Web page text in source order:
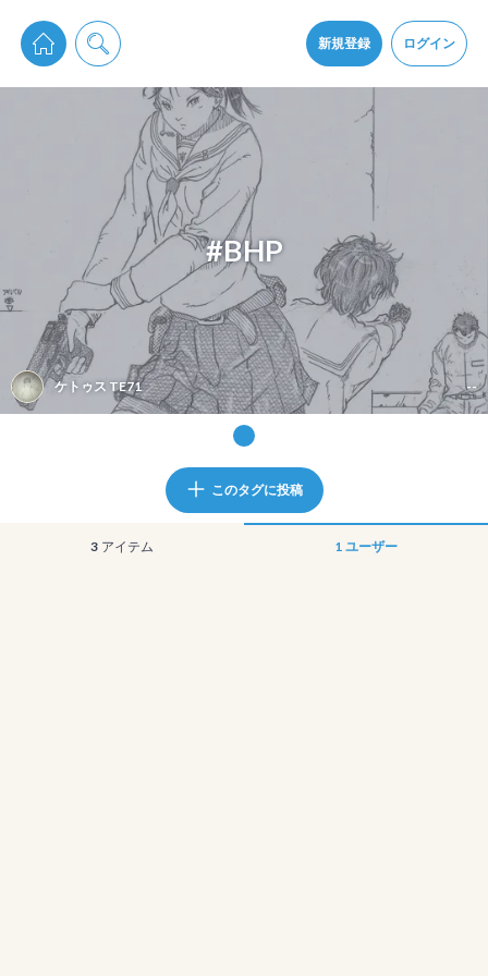
新規登録 ログイン
pixiv Sketchは2024年5月28日付で プライパシーポリシーを改定しました。
通知を受け取るにはここをクリックします
pixiv Sketchアプリでさらに快適に！
アプリをインストール
#BHP
ケトゥス TE71 --
このタグに投稿
3 アイテム 1 ユーザー